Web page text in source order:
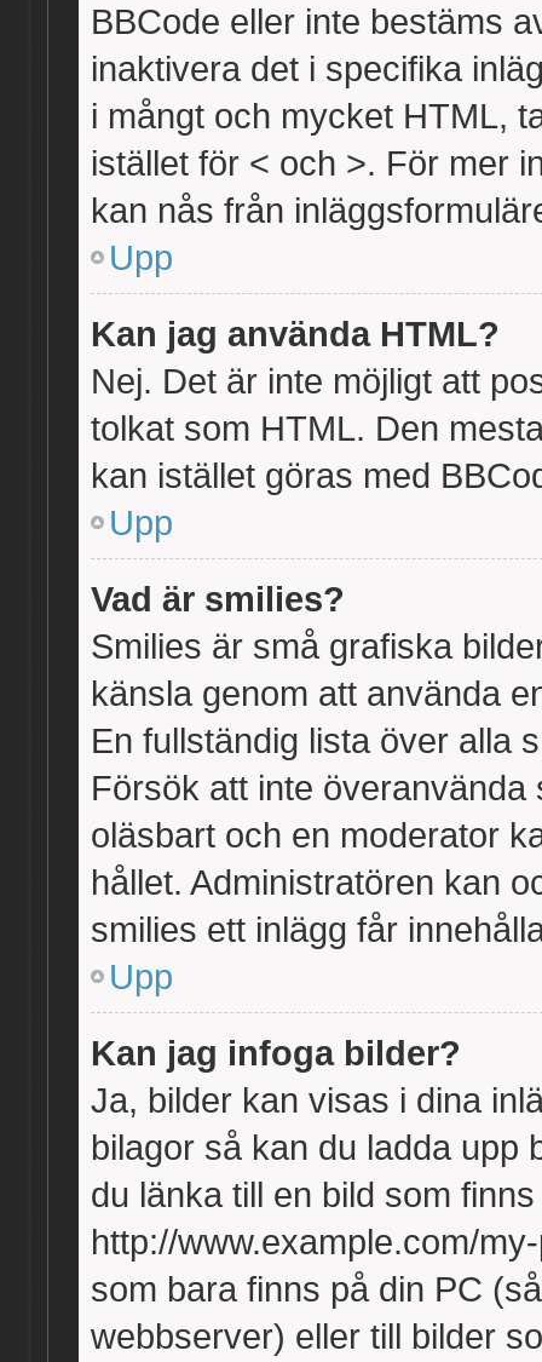
BBCode eller inte bestäms
inaktivera det i specifika
i mångt och mycket HTML,
istället för < och >. För mer
kan nås från
Upp
Kan jag använda HTML?
Nej. Det är inte möjligt att
tolkat som HTML. Den
kan istället göras med
Upp
Vad är smilies?
Smilies är små grafiska
känsla genom att använda
En fullständig lista över alla
Försök att inte
oläsbart och en moderator
hållet. Administratören kan
smilies ett inlägg får
Upp
Kan jag infoga bilder?
Ja, bilder kan visas i dina
bilagor så kan du ladda upp
du länka till en bild som
http://www.example.com/
som bara finns på din PC
webbserver) eller till bilder